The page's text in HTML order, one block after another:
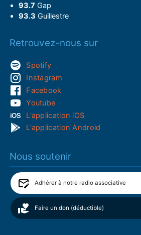
93.7 Gap
93.3 Guillestre
Retrouvez-nous sur
Spotify
Instagram
Facebook
Youtube
L'application iOS
L'application Android
Nous soutenir
Adhérer à notre radio associative
Faire un don (déductible)